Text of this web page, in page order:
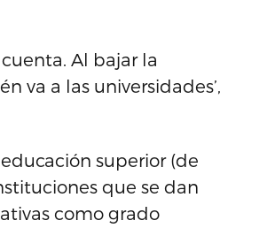
Al bajar la
va a las universidades’,
superior (de
que se dan
como grado